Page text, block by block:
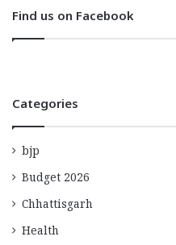
Find us on Facebook
Categories
bjp
Budget 2026
Chhattisgarh
Health